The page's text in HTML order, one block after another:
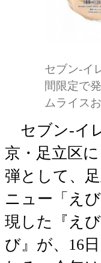
セブン-イ
間限定で
ムライス
セブン‐イ
京・足立区
弾として、
ニュー「え
現した『え
び』が、16